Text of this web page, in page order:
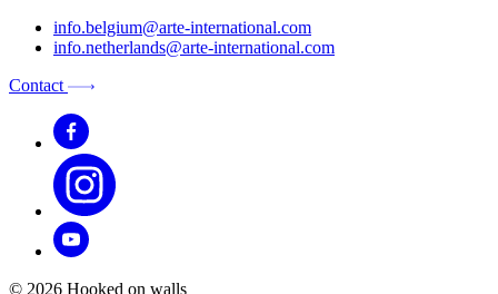
info.belgium@arte-international.com
info.netherlands@arte-international.com
Contact
© 2026 Hooked on walls